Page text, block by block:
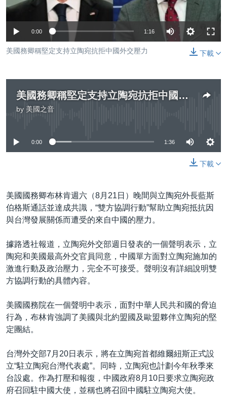
國際
經貿
視頻
VOA 60秒 (國際)
美國專訊
視頻存檔
時事經緯
新聞音頻
海外港人
美國透視
關注我們
0:00 1:16
下載
美國務卿稱堅定支持立陶宛抗拒中國外交壓力
美國務卿稱堅定支持立陶宛抗拒中國外交壓力
by 美國之音
0:00 1:36
下載
美國國務卿布林肯週六（8月21日）晚間與立陶宛外長藍斯
伯格斯通話並達成共識，“雙方協調行動”幫助立陶宛抵抗因
與台灣發展關係而遭受的來自中國的壓力。
據路透社報道，立陶宛外交部週日發表的一個聲明表示，立
陶宛和美國最高外交官員同意，中國單方面對立陶宛施加的
激進行動及政治壓力，完全不可接受。聲明沒有詳細說明雙
方協調行動的具體內容。
美國國務院在一個聲明中表示，面對中華人民共和國的脅迫
行為，布林肯強調了美國與北約盟國及歐盟夥伴立陶宛的堅
定團結。
台灣外交部7月20日表示，將在立陶宛首都維爾紐斯正式設
立“駐立陶宛台灣代表處”。同時，立陶宛也計劃今年秋季來
台設處。作為打壓和報復，中國政府8月10日要求立陶宛政
府召回駐中國大使，並稱也將召回中國駐立陶宛大使。